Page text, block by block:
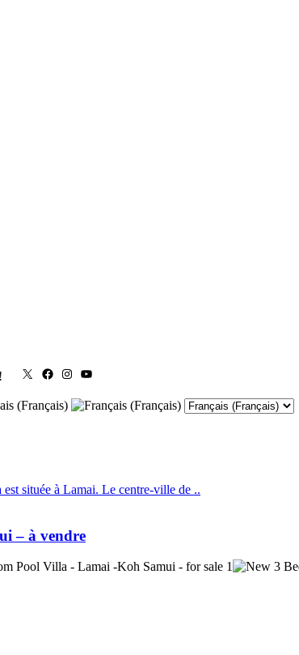
X FacebookInstagram
située à Lamai. Le centre-ville de ..
– à vendre